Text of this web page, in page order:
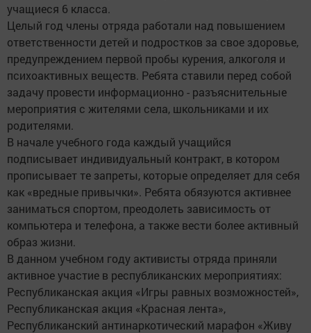
учащиеся 6 класса.
Целый год члены отряда работали над повышением
ответственности детей и подростков за свое здоровье,
предупреждением первой пробы курения, алкоголя и
психоактивных веществ. Ребята ставили перед собой
задачу провести информационно - разъяснительные
мероприятия с жителями села, школьниками и их
родителями.
В начале учебного года каждый учащийся
подписывает индивидуальный контракт, в котором
прописывает те запреты, которые определяет для себя
как «вредные привычки». Ребята обязуются активнее
заниматься спортом, преодолеть зависимость от
компьютера и телефона, а также вести более активный
образ жизни.
В данном учебном году активисты отряда приняли
активное участие в республиканских мероприятиях:
Республиканская акция «Игры равных возможностей»,
Республиканская акция «Красная лента»,
Республиканский антинаркотический марафон «Живу